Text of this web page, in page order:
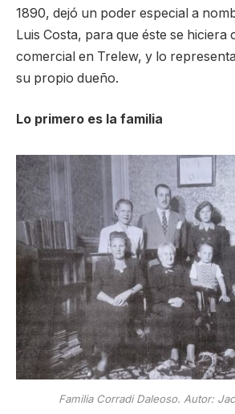
1890, dejó un poder especial a
Luis Costa, para que éste se hiciera
comercial en Trelew, y lo
su propio dueño.
Lo primero es la familia
Familia Corradi Daleoso. Autor: